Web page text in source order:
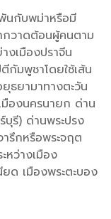
นกับพม่าหรือมี
วาดต้อนผู้คนตาม
งเมืองปราจีน
กัมพูชาโดยใช้เส้น
ธยามาทางตะวัน
องนครนายก ด่าน
รี) ด่านพระปรง
รึกหรือพระจฤต
หว่างเมือง
ด เมืองพระตะบอง